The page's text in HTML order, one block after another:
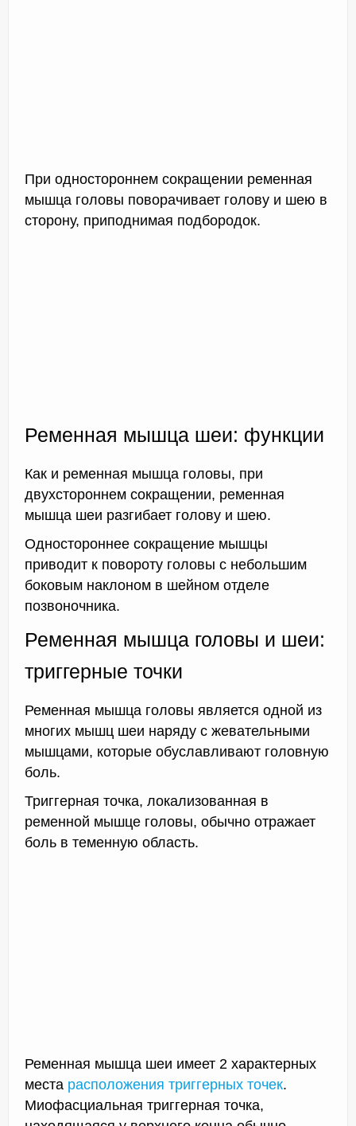
При одностороннем сокращении ременная
мышца головы поворачивает голову и шею в
сторону, приподнимая подбородок.
Ременная мышца шеи: функции
Как и ременная мышца головы, при
двухстороннем сокращении, ременная
мышца шеи разгибает голову и шею.
Одностороннее сокращение мышцы
приводит к повороту головы с небольшим
боковым наклоном в шейном отделе
позвоночника.
Ременная мышца головы и шеи:
триггерные точки
Ременная мышца головы является одной из
многих мышц шеи наряду с жевательными
мышцами, которые обуславливают головную
боль.
Триггерная точка, локализованная в
ременной мышце головы, обычно отражает
боль в теменную область.
Ременная мышца шеи имеет 2 характерных
места расположения триггерных точек.
Миофасциальная триггерная точка,